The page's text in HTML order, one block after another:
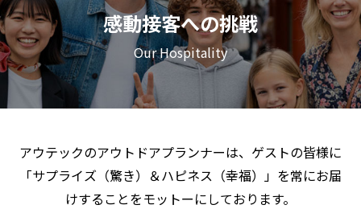
感動接客への挑戦
Our Hospitality
アウテックのアウトドアプランナーは、ゲストの皆様に
「サプライズ（驚き）＆ハピネス（幸福）」を常にお届
けすることをモットーにしております。